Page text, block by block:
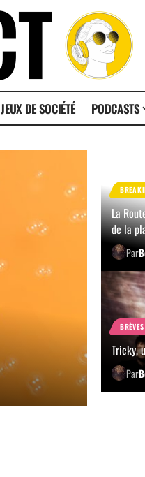
JEUX DE SOCIÉTÉ PODCASTS
La
de la
Par
Tricky,
Par